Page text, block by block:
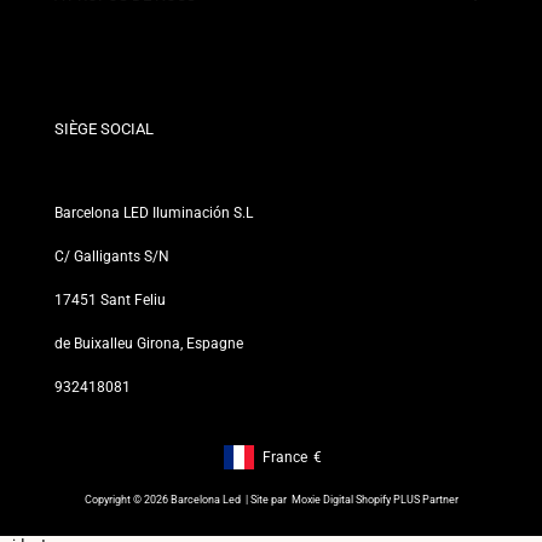
Nos Magasins
SIÈGE SOCIAL
Barcelona LED Iluminación S.L
C/ Galligants S/N
17451 Sant Feliu
de Buixalleu Girona, Espagne
932418081
Footer: France, €
France €
Copyright © 2026 Barcelona Led | Site par Moxie Digital Shopify PLUS Partner